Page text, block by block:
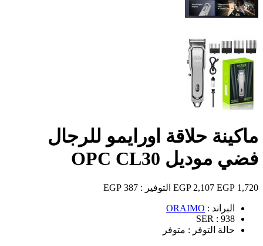
ماكينة حلاقة اورايمو للرجال
فضي موديل OPC CL30
1,720 EGP
2,107 EGP التوفير : 387 EGP
البراند : ORAIMO
SER : 938
حالة التوفر : متوفر